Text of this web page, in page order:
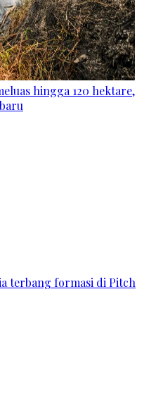
hingga 120 hektare,
terbang formasi di Pitch